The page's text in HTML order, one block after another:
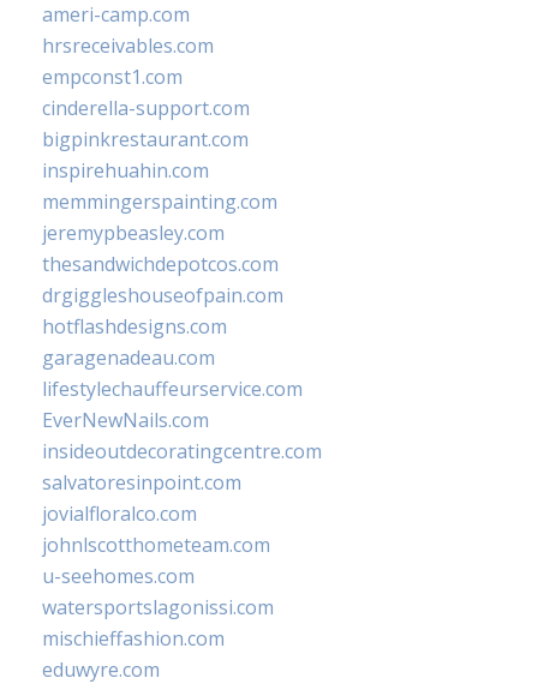
ameri-camp.com
hrsreceivables.com
empconst1.com
cinderella-support.com
bigpinkrestaurant.com
inspirehuahin.com
memmingerspainting.com
jeremypbeasley.com
thesandwichdepotcos.com
drgiggleshouseofpain.com
hotflashdesigns.com
garagenadeau.com
lifestylechauffeurservice.com
EverNewNails.com
insideoutdecoratingcentre.com
salvatoresinpoint.com
jovialfloralco.com
johnlscotthometeam.com
u-seehomes.com
watersportslagonissi.com
mischieffashion.com
eduwyre.com